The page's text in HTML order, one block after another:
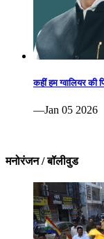
कहीं हम ग्वालियर
—Jan 05 2026
मनोरंजन / बॉलीवुड